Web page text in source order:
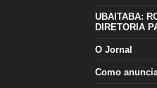
UBAITABA:
DIRETORIA
O Jornal
Como